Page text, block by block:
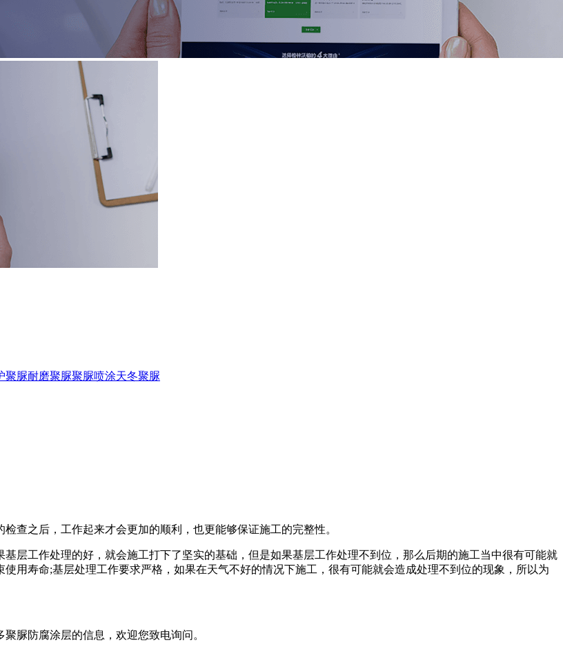
聚脲耐磨聚脲聚脲喷涂天冬聚脲
查之后，工作起来才会更加的顺利，也更能够保证施工的完整性。
层工作处理的好，就会施工打下了坚实的基础，但是如果基层工作处理不到位，那么后期的施工当中很有可能就
用寿命;基层处理工作要求严格，如果在天气不好的情况下施工，很有可能就会造成处理不到位的现象，所以为
脲防腐涂层的信息，欢迎您致电询问。